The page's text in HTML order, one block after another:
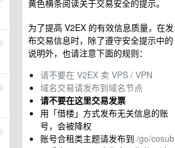
黄色横条阅读关于交易安全的提示。
为了提高 V2EX 的有效信息质量，在发
布交易信息时，除了遵守安全提示中的
说明外，也请注意下面的规则：
请不要在 V2EX 卖 VPS / VPN
域名交易请发布到域名节点
请不要在这里交易发票
用「借楼」方式发布无关信息的账
号，会被降权
账号合租类主题请发布到 /go/cosub